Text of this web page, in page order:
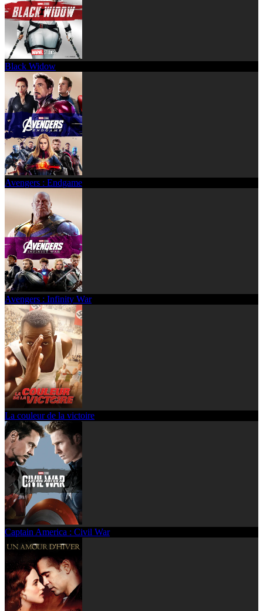
Black Widow
Avengers : Endgame
Avengers : Infinity War
La couleur de la victoire
Captain America : Civil War